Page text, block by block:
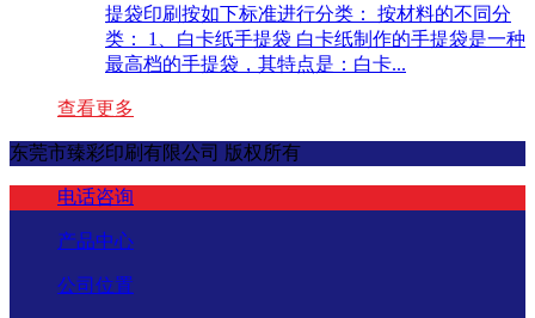
提袋印刷按如下标准进行分类： 按材料的不同分
类： 1、白卡纸手提袋 白卡纸制作的手提袋是一种
最高档的手提袋，其特点是：白卡...
查看更多
东莞市臻彩印刷有限公司 版权所有
电话咨询
产品中心
公司位置